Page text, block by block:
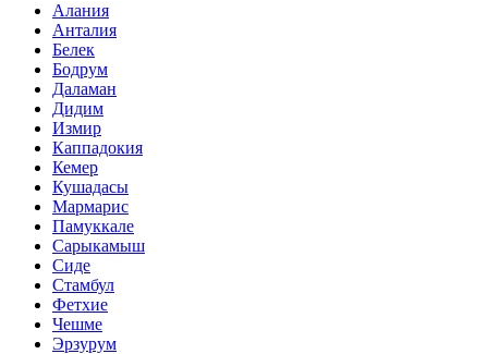
Алания
Анталия
Белек
Бодрум
Даламан
Дидим
Измир
Каппадокия
Кемер
Кушадасы
Мармарис
Памуккале
Сарыкамыш
Сиде
Стамбул
Фетхие
Чешме
Эрзурум